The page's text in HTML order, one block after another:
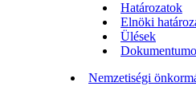
Határozatok
Elnöki
Ülések
Nemzetiségi